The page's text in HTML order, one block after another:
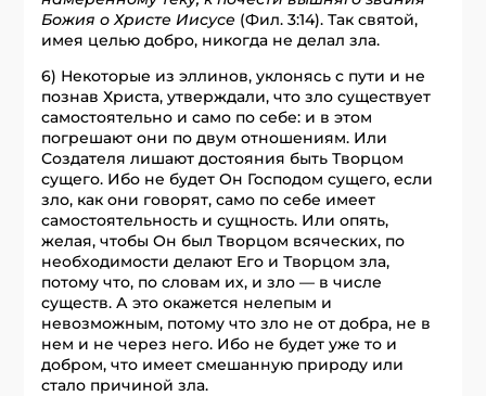
Божия о Христе Иисусе (Фил. 3:14). Так святой,
имея целью добро, никогда не делал зла.
6) Некоторые из эллинов, уклонясь с пути и не
познав Христа, утверждали, что зло существует
самостоятельно и само по себе: и в этом
погрешают они по двум отношениям. Или
Создателя лишают достояния быть Творцом
сущего. Ибо не будет Он Господом сущего, если
зло, как они говорят, само по себе имеет
самостоятельность и сущность. Или опять,
желая, чтобы Он был Творцом всяческих, по
необходимости делают Его и Творцом зла,
потому что, по словам их, и зло — в числе
существ. А это окажется нелепым и
невозможным, потому что зло не от добра, не в
нем и не через него. Ибо не будет уже то и
добром, что имеет смешанную природу или
стало причиной зла.